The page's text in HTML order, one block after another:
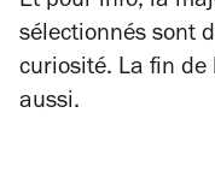
sélectionnés sont
curiosité. La fin
aussi.